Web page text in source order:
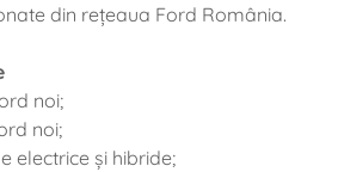
din rețeaua Ford România.
noi;
noi;
electrice și hibride;